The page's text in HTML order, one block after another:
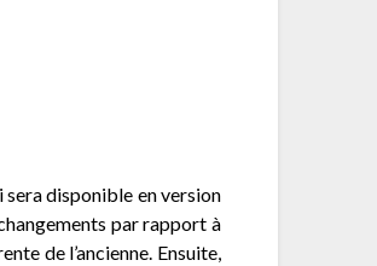
sera disponible en version
par rapport à
de l’ancienne. Ensuite,